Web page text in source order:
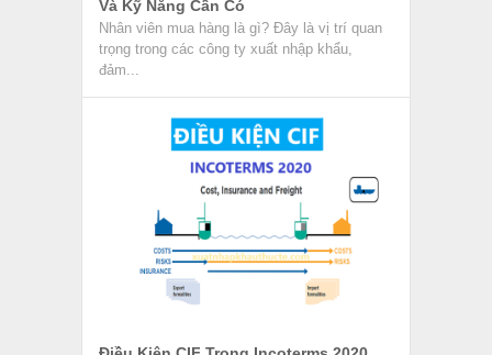
Điều Kiện CIF Trong Incoterms 2020
Trong giao dịch thương mại quốc tế, điều kiện
CIF thuộc điều kiện nhóm C trong phiên bản
Incoterms mới...